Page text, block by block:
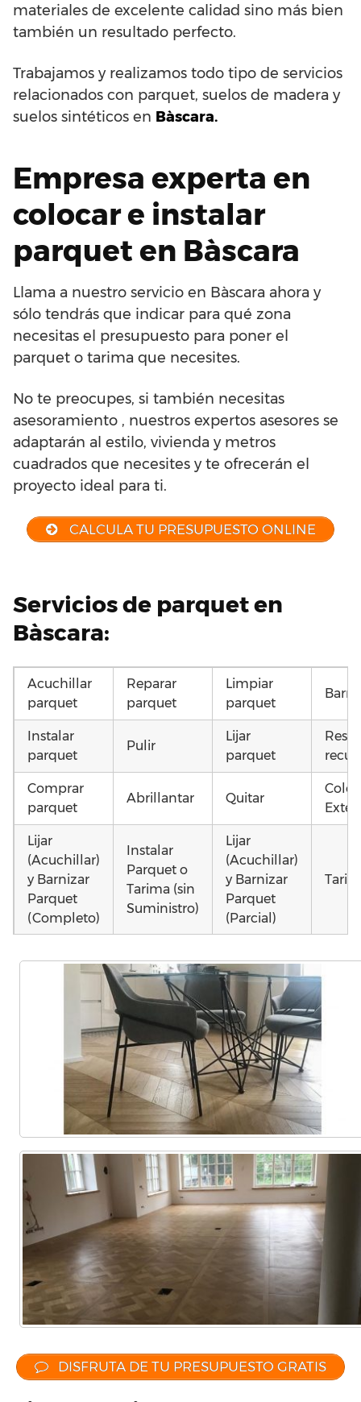
materiales de excelente calidad sino más bien
también un resultado perfecto.
Trabajamos y realizamos todo tipo de servicios
relacionados con parquet, suelos de madera y
suelos sintéticos en Bàscara.
Empresa experta en
colocar e instalar
parquet en Bàscara
Llama a nuestro servicio en Bàscara ahora y
sólo tendrás que indicar para qué zona
necesitas el presupuesto para poner el
parquet o tarima que necesites.
No te preocupes, si también necesitas
asesoramiento , nuestros expertos asesores se
adaptarán al estilo, vivienda y metros
cuadrados que necesites y te ofrecerán el
proyecto ideal para ti.
CALCULA TU PRESUPUESTO ONLINE
Servicios de parquet en
Bàscara:
Acuchillar
parquet
Reparar
parquet
Limpiar
parquet
Instalar
parquet
Pulir
Lijar
parquet
Comprar
parquet
Abrillantar Quitar
Lijar
(Acuchillar)
y Barnizar
Parquet
(Completo)
Instalar
Parquet o
Tarima (sin
Suministro)
Lijar
(Acuchillar)
y Barnizar
Parquet
(Parcial)
Instalar
Comercial
Poner
parquet o
Tarima
Vivienda
(Completa)
Poner
parquet o
Tarima
Vivienda
(Parcial)
DISFRUTA DE TU PRESUPUESTO GRATIS